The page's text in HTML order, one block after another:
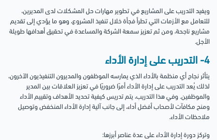
ويفيد التدريب على المشاريع في تطوير مهارات حل المشكلات لدى المديرين،
للتعامل مع الأزمات التي تطرأ فجأة خلال تنفيذ المشروع، وهو ما يؤدي إلى تقديم
مشاريع ناجحة، ومن ثم تعزيز سمعة الشركة والمساعدة في تحقيق أهدافها طويلة
الأجل.
4- التدريب على إدارة الأداء
يتأثر نجاح أي منظمة بالأداء الذي يمارسه الموظفون والمديرون التنفيذيون الآخرون،
لذلك يُعد التدريب على إدارة الأداء أمرًا ضروريًا في تعزيز العلاقات بين المدير
والموظفين. وفي هذا التدريب، يتم تدريس كيفية تحديد الأهداف وتقييم الأداء
ومنح مكافآت لأصحاب أفضل أداء، إلى جانب آلية إدارة الأداء المنخفض وتوصيل
ملاحظات الأداء.
وتركز دورة إدارة الأداء على عدة عناصر أبرزها: